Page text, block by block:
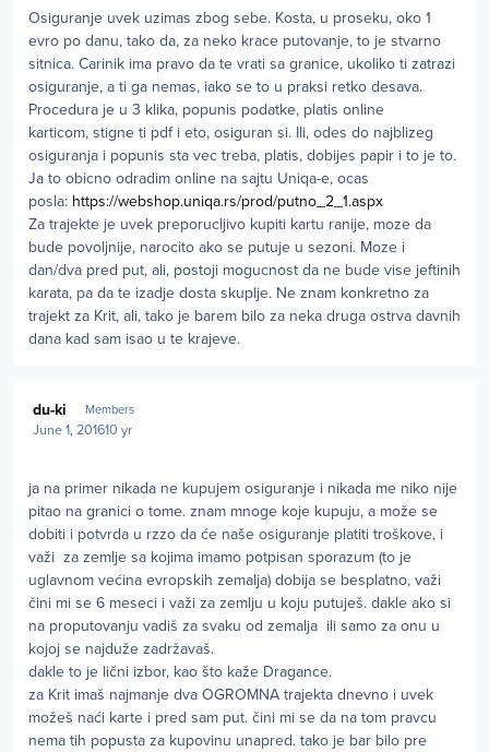
Osiguranje uvek uzimas zbog sebe. Kosta, u proseku, oko 1
evro po danu, tako da, za neko krace putovanje, to je stvarno
sitnica. Carinik ima pravo da te vrati sa granice, ukoliko ti zatrazi
osiguranje, a ti ga nemas, iako se to u praksi retko desava.
Procedura je u 3 klika, popunis podatke, platis online
karticom, stigne ti pdf i eto, osiguran si. Ili, odes do najblizeg
osiguranja i popunis sta vec treba, platis, dobijes papir i to je to.
Ja to obicno odradim online na sajtu Uniqa-e, ocas
posla: https://webshop.uniqa.rs/prod/putno_2_1.aspx
Za trajekte je uvek preporucljivo kupiti kartu ranije, moze da
bude povoljnije, narocito ako se putuje u sezoni. Moze i
dan/dva pred put, ali, postoji mogucnost da ne bude vise jeftinih
karata, pa da te izadje dosta skuplje. Ne znam konkretno za
trajekt za Krit, ali, tako je barem bilo za neka druga ostrva davnih
dana kad sam isao u te krajeve.
du-ki Members
June 1, 201610 yr
ja na primer nikada ne kupujem osiguranje i nikada me niko nije
pitao na granici o tome. znam mnoge koje kupuju, a može se
dobiti i potvrda u rzzo da će naše osiguranje platiti troškove, i
važi za zemlje sa kojima imamo potpisan sporazum (to je
uglavnom većina evropskih zemalja) dobija se besplatno, važi
čini mi se 6 meseci i važi za zemlju u koju putuješ. dakle ako si
na proputovanju vadiš za svaku od zemalja ili samo za onu u
kojoj se najduže zadržavaš.
dakle to je lični izbor, kao što kaže Dragance.
za Krit imaš najmanje dva OGROMNA trajekta dnevno i uvek
možeš naći karte i pred sam put. čini mi se da na tom pravcu
nema tih popusta za kupovinu unapred. tako je bar bilo pre